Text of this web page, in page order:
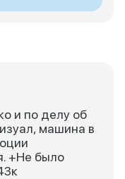
и по делу об
машина в
+Не было